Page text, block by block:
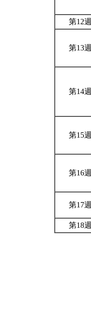
第12週
第13週
第14週
第15週
第16週
第17週
第18週